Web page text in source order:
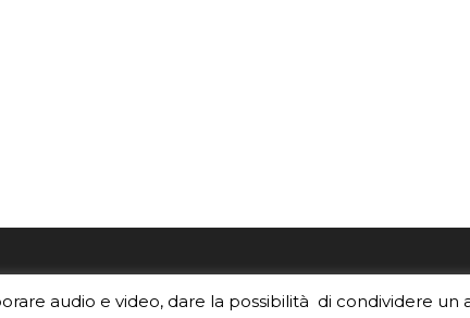
.
risponde, per inviarci le tue
audio e video, dare la possibilità di condividere